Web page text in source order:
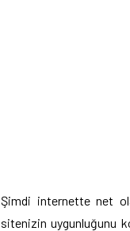
Şimdi internette net
sitenizin uygunluğunu